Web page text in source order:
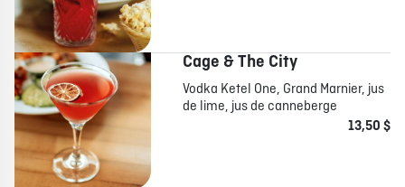
Cage & The City
Vodka Ketel One, Grand Marnier, jus
de lime, jus de canneberge
13,50 $